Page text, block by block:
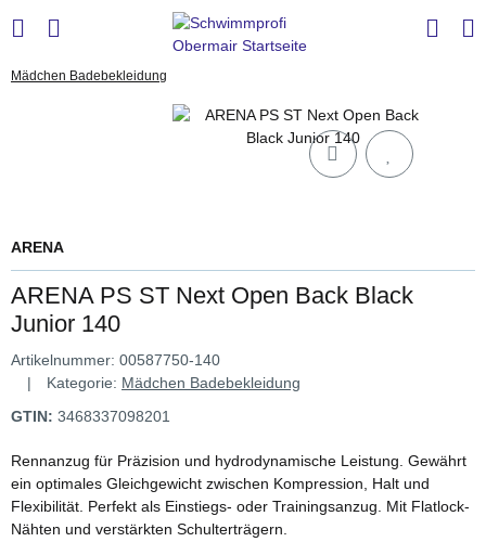
Mädchen Badebekleidung
ARENA
ARENA PS ST Next Open Back Black
Junior 140
Artikelnummer: 00587750-140
Kategorie: Mädchen Badebekleidung
GTIN: 3468337098201
Rennanzug für Präzision und hydrodynamische Leistung. Gewährt
ein optimales Gleichgewicht zwischen Kompression, Halt und
Flexibilität. Perfekt als Einstiegs- oder Trainingsanzug. Mit Flatlock-
Nähten und verstärkten Schulterträgern.